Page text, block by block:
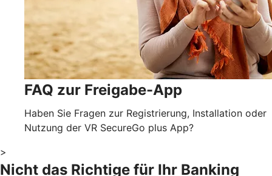
FAQ zur Freigabe-App
Haben Sie Fragen zur Registrierung, Installation oder
Nutzung der VR SecureGo plus App?
>
Nicht das Richtige für Ihr Banking